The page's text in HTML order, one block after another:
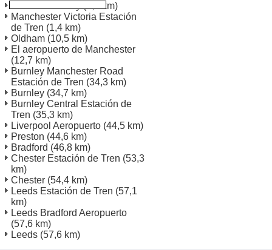
Manchester City(1,0 km)
Manchester Victoria Estación
de Tren (1,4 km)
Oldham (10,5 km)
El aeropuerto de Manchester
(12,7 km)
Burnley Manchester Road
Estación de Tren (34,3 km)
Burnley (34,7 km)
Burnley Central Estación de
Tren (35,3 km)
Liverpool Aeropuerto (44,5 km)
Preston (44,6 km)
Bradford (46,8 km)
Chester Estación de Tren (53,3
km)
Chester (54,4 km)
Leeds Estación de Tren (57,1
km)
Leeds Bradford Aeropuerto
(57,6 km)
Leeds (57,6 km)